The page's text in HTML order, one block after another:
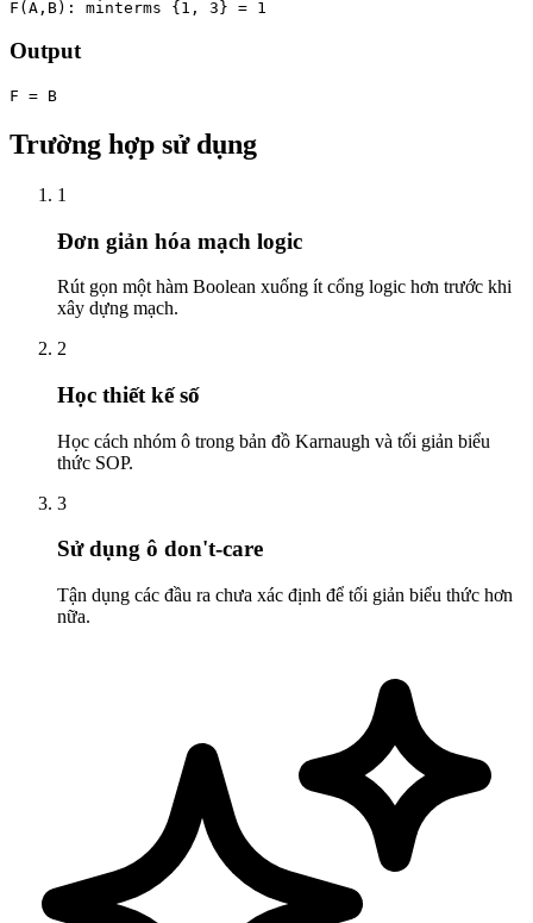
F(A,B): minterms {1, 3} = 1
Output
F = B
Trường hợp sử dụng
1
Đơn giản hóa mạch logic
Rút gọn một hàm Boolean xuống ít cổng logic hơn trước khi
xây dựng mạch.
2
Học thiết kế số
Học cách nhóm ô trong bản đồ Karnaugh và tối giản biểu
thức SOP.
3
Sử dụng ô don't-care
Tận dụng các đầu ra chưa xác định để tối giản biểu thức hơn
nữa.